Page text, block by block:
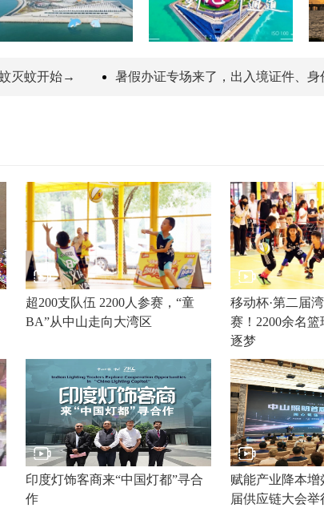
开始→ 暑假办证专场来了，出入境证件、身份证
超200支队伍 2200人参赛，“童
BA”从中山走向大湾区
移动杯·第二届
赛！2200余名
逐梦
印度灯饰客商来“中国灯都”寻合
作
赋能产业降本
届供应链大会举